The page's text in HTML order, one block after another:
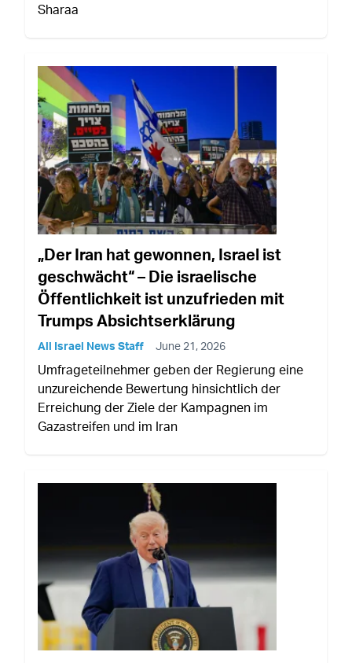
Sharaa
„Der Iran hat gewonnen, Israel ist
geschwächt“ – Die israelische
Öffentlichkeit ist unzufrieden mit
Trumps Absichtserklärung
All Israel News Staff June 21, 2026
Umfrageteilnehmer geben der Regierung eine
unzureichende Bewertung hinsichtlich der
Erreichung der Ziele der Kampagnen im
Gazastreifen und im Iran